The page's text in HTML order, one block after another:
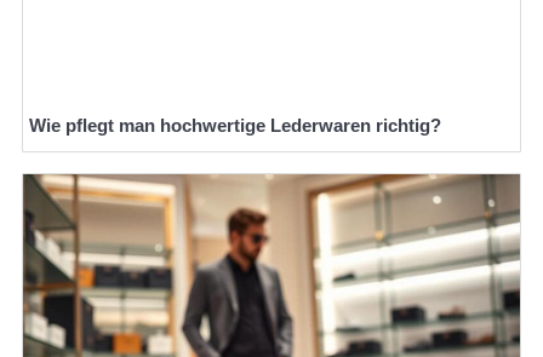
Wie pflegt man hochwertige Lederwaren richtig?